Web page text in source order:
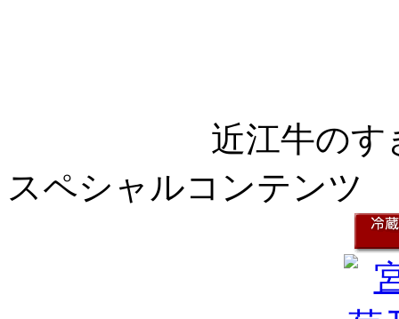
近江牛の
スペシャルコンテンツ